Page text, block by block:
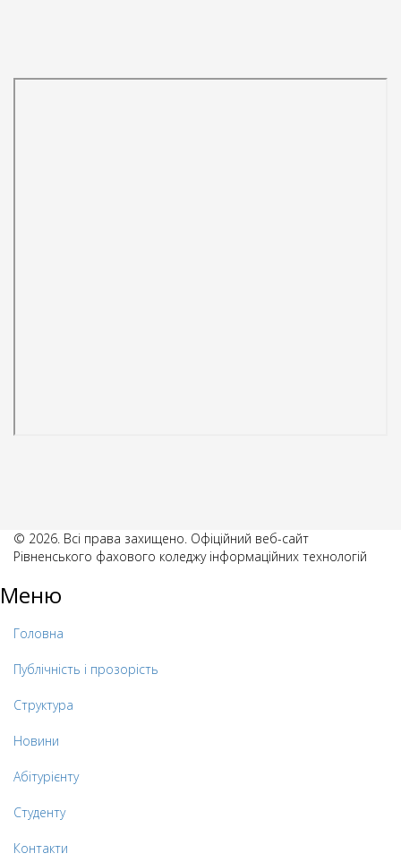
© 2026. Всі права захищено. Офіційний веб-сайт
Рівненського фахового коледжу інформаційних технологій
Меню
Головна
Публічність і прозорість
Структура
Новини
Абітурієнту
Студенту
Контакти